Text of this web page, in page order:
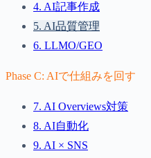
4. AI記事作成
5. AI品質管理
6. LLMO/GEO
Phase C: AIで仕組みを回す
7. AI Overviews対策
8. AI自動化
9. AI × SNS